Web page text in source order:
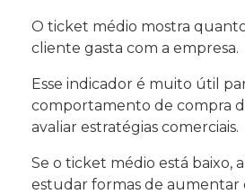
O ticket médio mostra
cliente gasta com a empresa.
Esse indicador é muito útil
comportamento de compra
avaliar estratégias comerciais.
Se o ticket médio está baixo,
estudar formas de aumentar